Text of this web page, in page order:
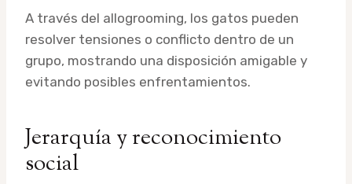
A través del allogrooming, los gatos pueden
resolver tensiones o conflicto dentro de un
grupo, mostrando una disposición amigable y
evitando posibles enfrentamientos.
Jerarquía y reconocimiento
social